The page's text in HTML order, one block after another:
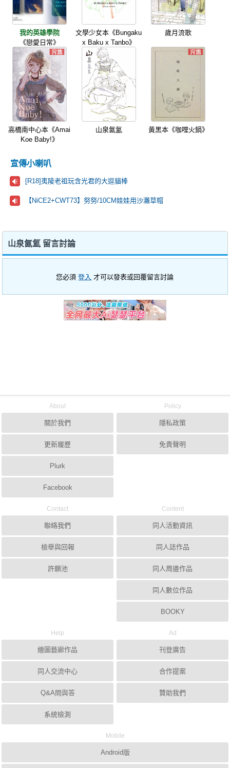
我的英雄學院
《戀愛日常》
文學少女本《Bungaku
x Baku x Tanbo》
歲月流歌
高橋南中心本《Amai
Koe Baby!》
山泉氤氳 黃黑本《咖哩火鍋》
宣傳小喇叭
[R18]夷陵老祖玩含光君的大逗貓棒
【NiCE2+CWT73】努努/10CM娃娃用沙灘草帽
山泉氤氳 留言討論
您必須登入 才可以發表或回覆留言討論
About
關於我們
更新履歷
Plurk
Facebook
Policy
隱私政策
免責聲明
Contact
聯絡我們
檢舉與回報
許願池
Content
同人活動資訊
同人誌作品
同人周邊作品
同人數位作品
BOOKY
Help
繪圖藝廊作品
同人交流中心
Q&A問與答
系統檢測
Ad
刊登廣告
合作提案
贊助我們
Mobile
Android版